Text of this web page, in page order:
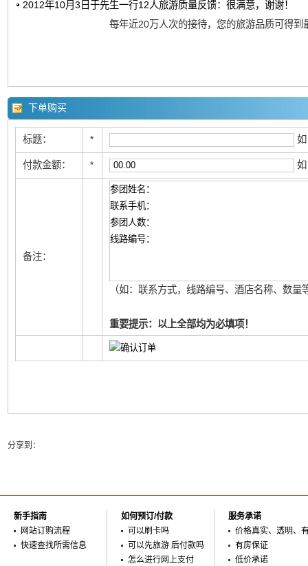
2012年10月3日于先生一行12人旅游质量反馈：很满意，谢谢！
每年近20万人次的接待，您的旅游品质可得到
下单购买
标题： *
付款金额： *
备注：
（如：联系方式，线路编号、酒店名称、数量
重要提示：以上全部均为必填项！
分享到：
新手指南
网站订购流程
快速查找所需信息
如何预订/付款
可以刷卡吗
可以先旅游 后付款吗
怎么进行网上支付
服务承诺
价格真实、透明、
有房保证
低价承诺